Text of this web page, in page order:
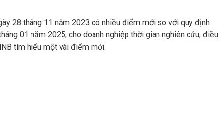
28 tháng 11 năm 2023 có nhiều điểm mới so với quy định
01 năm 2025, cho doanh nghiệp thời gian nghiên cứu, điều
tìm hiểu một vài điểm mới.